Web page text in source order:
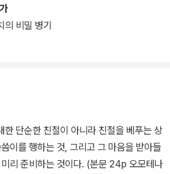
저널리즘(JOURNALISM)의 합성어
정보를 지향한다. bookjournalism.com
비밀 병기
한 단순한 친절이 아니라 친절을 베푸는 상
이를 행하는 것, 그리고 그 마음을 받아들
리 준비하는 것이다. (본문 24p 오모테나